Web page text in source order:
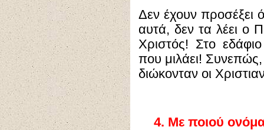
Δεν έχουν προσέξει
αυτά, δεν τα λέει ο
Χριστός! Στο
που μιλάει!
διώκονταν οι
4. Με ποιού